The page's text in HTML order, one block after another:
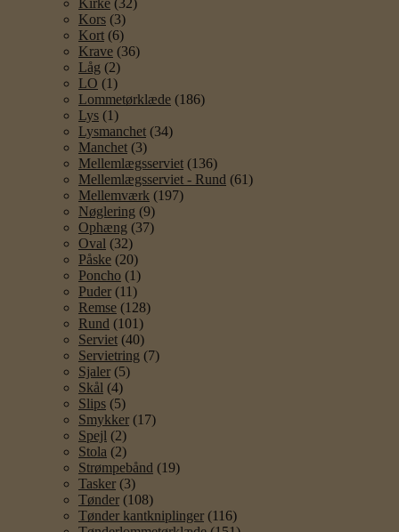
Kors (3)
Kort (6)
Krave (36)
Låg (2)
LO (1)
Lommetørklæde (186)
Lys (1)
Lysmanchet (34)
Manchet (3)
Mellemlægsserviet (136)
Mellemlægsserviet - Rund (61)
Mellemværk (197)
Nøglering (9)
Ophæng (37)
Oval (32)
Påske (20)
Poncho (1)
Puder (11)
Remse (128)
Rund (101)
Serviet (40)
Servietring (7)
Sjaler (5)
Skål (4)
Slips (5)
Smykker (17)
Spejl (2)
Stola (2)
Strømpebånd (19)
Tasker (3)
Tønder (108)
Tønder kantkniplinger (116)